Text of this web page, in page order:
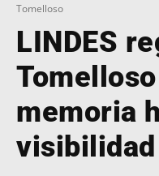
Tomelloso
LINDES
memoria
visibilidad